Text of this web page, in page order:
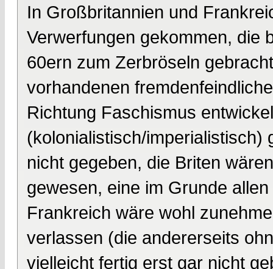
In Großbritannien und
Verwerfungen gekommen, die
60ern zum Zerbröseln
vorhandenen
Richtung Faschismus
(kolonialistisch/imperialistisch)
nicht gegeben, die Briten
gewesen, eine im Grunde
Frankreich wäre wohl
verlassen (die andererseits
vielleicht fertig erst gar nicht